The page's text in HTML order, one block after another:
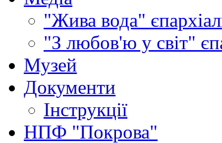
"Жива вода"
"З любов'ю у світ"
Музей
Документи
Інструкції
НПФ "Покрова"